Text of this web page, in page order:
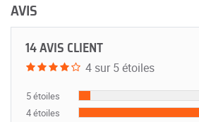
AVIS
14 AVIS CLIENT
4 sur 5 étoiles
5 étoiles
4 étoiles